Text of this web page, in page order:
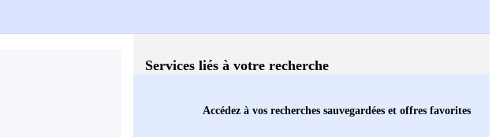
Services liés à votre recherche
Accédez à vos recherches sauvegardées et offres favorites